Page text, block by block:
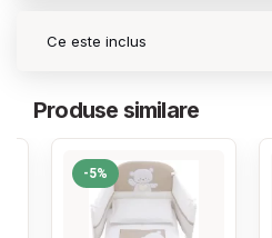
Ce este inclus
Produse similare
-5%